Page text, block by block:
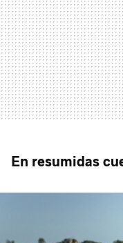
En resumidas